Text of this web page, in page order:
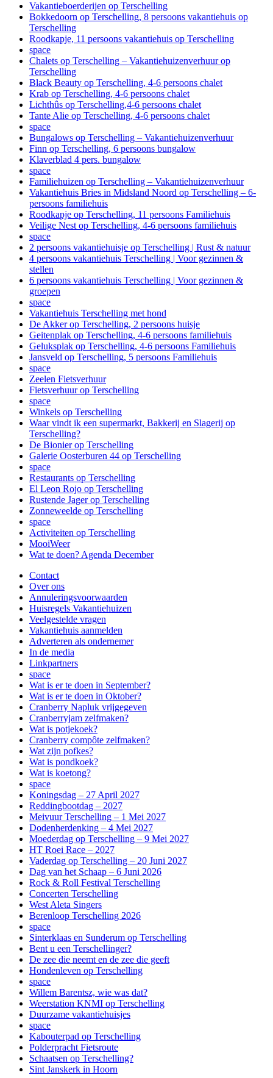
Vakantieboerderijen op Terschelling
Bokkedoorn op Terschelling, 8 persoons vakantiehuis op
Terschelling
Roodkapje, 11 persoons vakantiehuis op Terschelling
space
Chalets op Terschelling – Vakantiehuizenverhuur op
Terschelling
Black Beauty op Terschelling, 4-6 persoons chalet
Krab op Terschelling, 4-6 persoons chalet
Lichthûs op Terschelling,4-6 persoons chalet
Tante Alie op Terschelling, 4-6 persoons chalet
space
Bungalows op Terschelling – Vakantiehuizenverhuur
Finn op Terschelling, 6 persoons bungalow
Klaverblad 4 pers. bungalow
space
Familiehuizen op Terschelling – Vakantiehuizenverhuur
Vakantiehuis Bries in Midsland Noord op Terschelling – 6-
persoons familiehuis
Roodkapje op Terschelling, 11 persoons Familiehuis
Veilige Nest op Terschelling, 4-6 persoons familiehuis
space
2 persoons vakantiehuisje op Terschelling | Rust & natuur
4 persoons vakantiehuis Terschelling | Voor gezinnen &
stellen
6 persoons vakantiehuis Terschelling | Voor gezinnen &
groepen
space
Vakantiehuis Terschelling met hond
De Akker op Terschelling, 2 persoons huisje
Geitenplak op Terschelling, 4-6 persoons familiehuis
Geluksplak op Terschelling, 4-6 persoons Familiehuis
Jansveld op Terschelling, 5 persoons Familiehuis
space
Zeelen Fietsverhuur
Fietsverhuur op Terschelling
space
Winkels op Terschelling
Waar vindt ik een supermarkt, Bakkerij en Slagerij op
Terschelling?
De Bionier op Terschelling
Galerie Oosterburen 44 op Terschelling
space
Restaurants op Terschelling
El Leon Rojo op Terschelling
Rustende Jager op Terschelling
Zonneweelde op Terschelling
space
Activiteiten op Terschelling
MooiWeer
Wat te doen? Agenda December
Contact
Over ons
Annuleringsvoorwaarden
Huisregels Vakantiehuizen
Veelgestelde vragen
Vakantiehuis aanmelden
Adverteren als ondernemer
In de media
Linkpartners
space
Wat is er te doen in September?
Wat is er te doen in Oktober?
Cranberry Napluk vrijgegeven
Cranberryjam zelfmaken?
Wat is potjekoek?
Cranberry compôte zelfmaken?
Wat zijn pofkes?
Wat is pondkoek?
Wat is koetong?
space
Koningsdag – 27 April 2027
Reddingbootdag – 2027
Meivuur Terschelling – 1 Mei 2027
Dodenherdenking – 4 Mei 2027
Moederdag op Terschelling – 9 Mei 2027
HT Roei Race – 2027
Vaderdag op Terschelling – 20 Juni 2027
Dag van het Schaap – 6 Juni 2026
Rock & Roll Festival Terschelling
Concerten Terschelling
West Aleta Singers
Berenloop Terschelling 2026
space
Sinterklaas en Sunderum op Terschelling
Bent u een Terschellinger?
De zee die neemt en de zee die geeft
Hondenleven op Terschelling
space
Willem Barentsz, wie was dat?
Weerstation KNMI op Terschelling
Duurzame vakantiehuisjes
space
Kabouterpad op Terschelling
Polderpracht Fietsroute
Schaatsen op Terschelling?
Sint Janskerk in Hoorn